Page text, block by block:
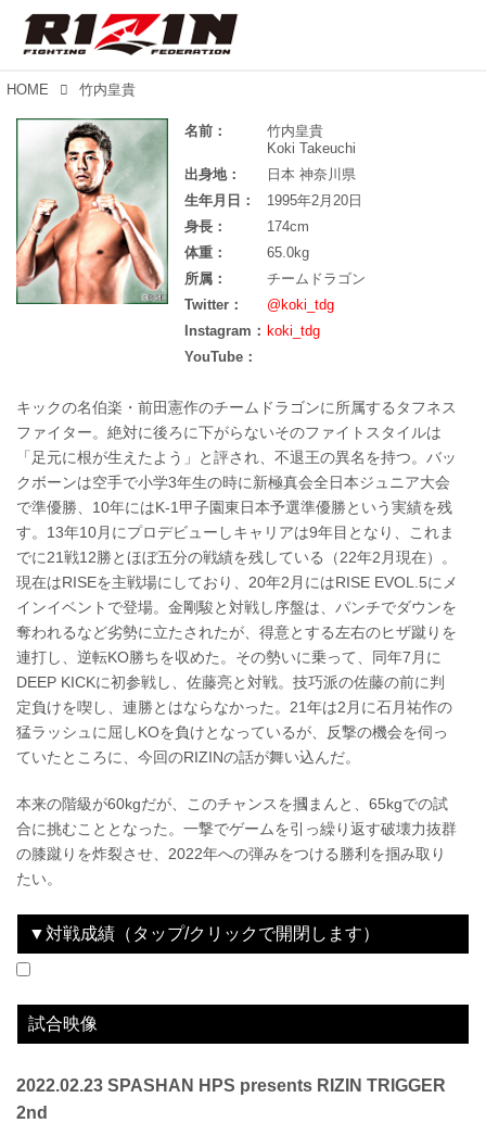
HOME 竹内皇貴
名前：
竹内皇貴
Koki Takeuchi
出身地：
日本 神奈川県
生年月日：
1995年2月20日
身長：
174cm
体重：
65.0kg
所属：
チームドラゴン
Twitter：
@koki_tdg
Instagram： koki_tdg
YouTube：
キックの名伯楽・前田憲作のチームドラゴンに所属するタフネス
ファイター。絶対に後ろに下がらないそのファイトスタイルは
「足元に根が生えたよう」と評され、不退王の異名を持つ。バッ
クボーンは空手で小学3年生の時に新極真会全日本ジュニア大会
で準優勝、10年にはK-1甲子園東日本予選準優勝という実績を残
す。13年10月にプロデビューしキャリアは9年目となり、これま
でに21戦12勝とほぼ五分の戦績を残している（22年2月現在）。
現在はRISEを主戦場にしており、20年2月にはRISE EVOL.5にメ
インイベントで登場。金剛駿と対戦し序盤は、パンチでダウンを
奪われるなど劣勢に立たされたが、得意とする左右のヒザ蹴りを
連打し、逆転KO勝ちを収めた。その勢いに乗って、同年7月に
DEEP KICKに初参戦し、佐藤亮と対戦。技巧派の佐藤の前に判
定負けを喫し、連勝とはならなかった。21年は2月に石月祐作の
猛ラッシュに屈しKOを負けとなっているが、反撃の機会を伺っ
ていたところに、今回のRIZINの話が舞い込んだ。
本来の階級が60kgだが、このチャンスを摑まんと、65kgでの試
合に挑むこととなった。一撃でゲームを引っ繰り返す破壊力抜群
の膝蹴りを炸裂させ、2022年への弾みをつける勝利を掴み取り
たい。
▼対戦成績（タップ/クリックで開閉します）
試合映像
2022.02.23 SPASHAN HPS presents RIZIN TRIGGER
2nd